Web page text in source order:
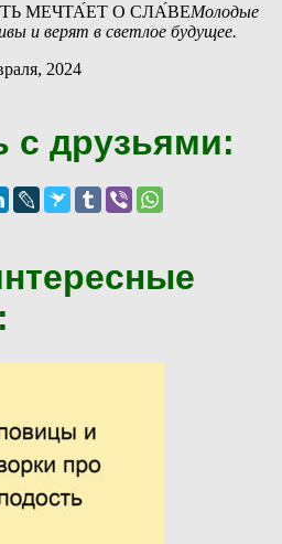
МЕЧТА́ЕТ О СЛА́ВЕМолодые
и верят в светлое будущее.
2024
с друзьями: